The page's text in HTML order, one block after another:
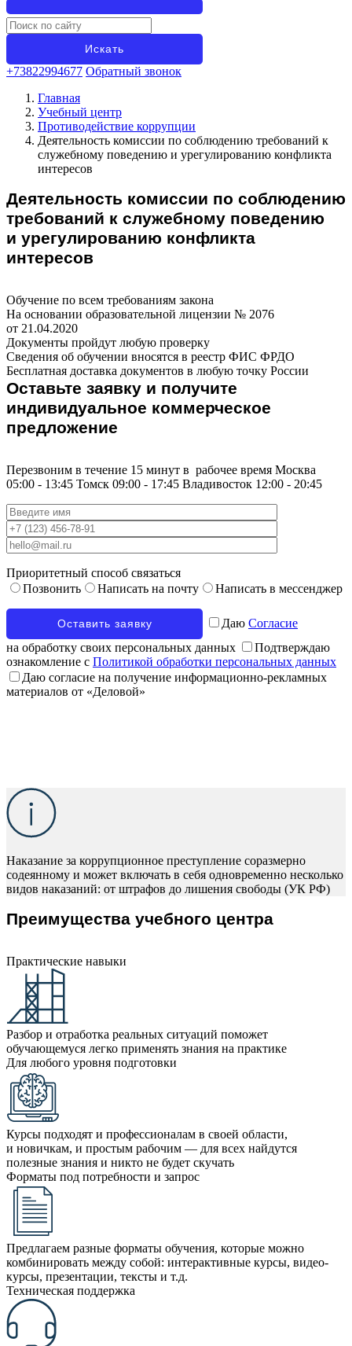
+73822994677 Обратный звонок
Главная
Учебный центр
Противодействие коррупции
Деятельность комиссии по соблюдению требований к
служебному поведению и урегулированию конфликта
интересов
Деятельность комиссии по соблюдению
требований к служебному поведению
и урегулированию конфликта
интересов
Обучение по всем требованиям закона
На основании образовательной лицензии № 2076
от 21.04.2020
Документы пройдут любую проверку
Сведения об обучении вносятся в реестр ФИС ФРДО
Бесплатная доставка документов в любую точку России
Оставьте заявку и получите
индивидуальное коммерческое
предложение
Перезвоним в течение 15 минут в рабочее время Москва
05:00 - 13:45 Томск 09:00 - 17:45 Владивосток 12:00 - 20:45
Приоритетный способ связаться
Позвонить
Написать на почту Написать в мессенджер
Даю Согласие
на обработку своих персональных данных
Подтверждаю
ознакомление с Политикой обработки персональных данных
Даю согласие на получение информационно-рекламных
материалов от «Деловой»
Наказание за коррупционное преступление соразмерно
содеянному и может включать в себя одновременно несколько
видов наказаний: от штрафов до лишения свободы (УК РФ)
Преимущества учебного центра
Практические навыки
Разбор и отработка реальных ситуаций поможет
обучающемуся легко применять знания на практике
Для любого уровня подготовки
Курсы подходят и профессионалам в своей области,
и новичкам, и простым рабочим — для всех найдутся
полезные знания и никто не будет скучать
Форматы под потребности и запрос
Предлагаем разные форматы обучения, которые можно
комбинировать между собой: интерактивные курсы, видео-
курсы, презентации, тексты и т.д.
Техническая поддержка